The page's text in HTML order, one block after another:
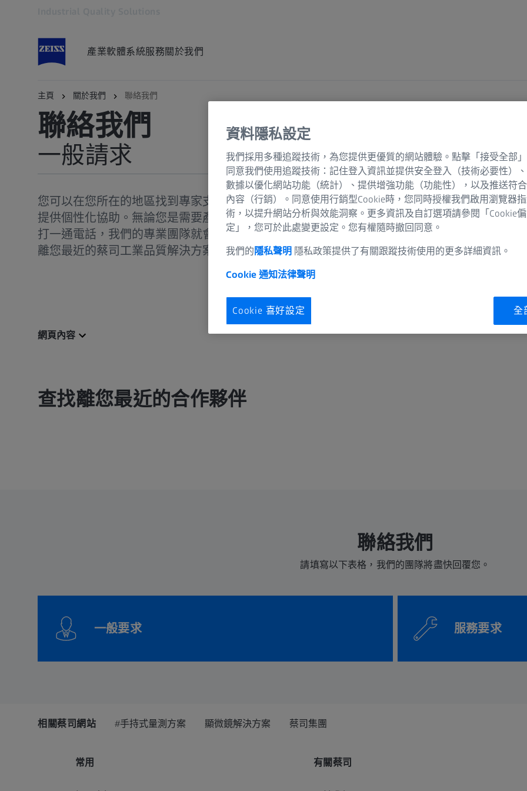
產業軟體系統服務關於我們
主頁 關於我們 聯絡我們
蔡司工業品質解決方案
聯絡我們
一般請求
服務請求
您可以在您所在的地區找到專家支援：我們的網路覆蓋多個國家，可確保根據您的具體需求
提供個性化協助。無論您是需要產品資訊、技術指導還是應用支援，只需點選一下滑鼠或撥
打一通電話，我們的專業團隊就會為您提供服務。請填寫聯絡表或使用下面的聯絡資訊，與
離您最近的蔡司工業品質解決方案代表取得聯絡！
網頁內容
查找離您最近的合作夥伴
聯絡我們
請填寫以下表格，我們的團隊將盡快回覆您。
一般要求 服務要求
相關蔡司網站 #手持式量測方案 顯微鏡解決方案 蔡司集團
常用 有關蔡司
資料隱私設定
我們採用多種追蹤技術，為您提供更優質的網站體驗。點擊「接受全部
同意我們使用追蹤技術：記住登入資訊並提供安全登入（技術必要性）
數據以優化網站功能（統計）、提供增強功能（功能性），以及推送符
內容（行銷）。同意使用行銷型Cookie時，您同時授權我們啟用瀏覽器
術，以提升網站分析與效能洞察。更多資訊及自訂選項請參閱「Cookie
定」，您可於此處變更設定。您有權隨時撤回同意。
我們的 隱私聲明 隱私政策提供了有關跟蹤技術使用的更多詳細資訊。
Cookie 通知法律聲明
Cookie 喜好設定 全